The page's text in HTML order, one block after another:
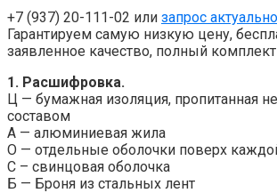
+7 (937) 20-111-02 или запрос
Гарантируем самую низкую цену,
заявленное качество, полный
1. Расшифровка.
Ц — бумажная изоляция, пропитанная
составом
А — алюминиевая жила
О — отдельные оболочки поверх
C – свинцовая оболочка
Б — Броня из стальных лент